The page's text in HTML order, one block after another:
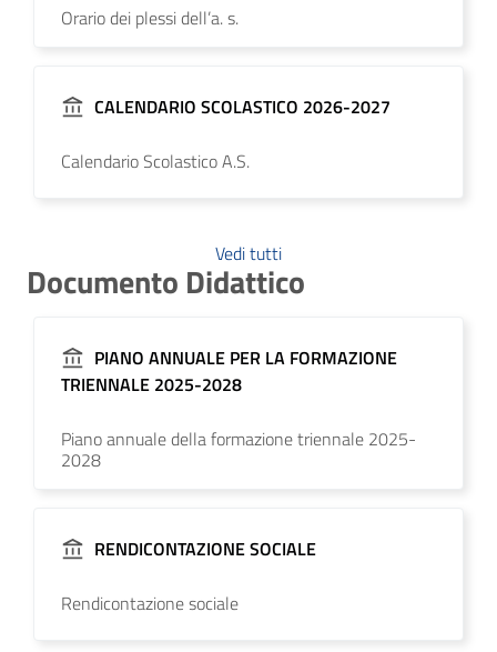
Orario dei plessi dell’a. s.
CALENDARIO SCOLASTICO 2026-2027
Calendario Scolastico A.S.
Vedi tutti
Documento Didattico
PIANO ANNUALE PER LA FORMAZIONE
TRIENNALE 2025-2028
Piano annuale della formazione triennale 2025-
2028
RENDICONTAZIONE SOCIALE
Rendicontazione sociale